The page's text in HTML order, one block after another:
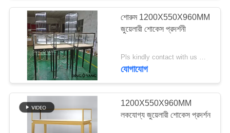
সাইট
PRIVACY
POLICY
শোরুম 1200X550X960MM
জুয়েলারী শোকেস প্রদর্শনী
Pls kindly contact with us MOQ:1 দোকান বা 5 সেট / জুয়েলারী দোকানের জন্য টেকসই শোকেস
যোগাযোগ
1200X550X960MM
লকযোগ্য জুয়েলারী শোকেস প্রদর্শন